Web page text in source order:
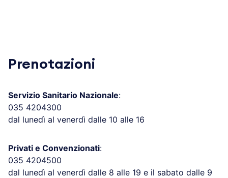
Prenotazioni
Servizio Sanitario Nazionale:
035 4204300
dal lunedì al venerdì dalle 10 alle 16
Privati e Convenzionati:
035 4204500
dal lunedì al venerdì dalle 8 alle 19 e il sabato dalle 9